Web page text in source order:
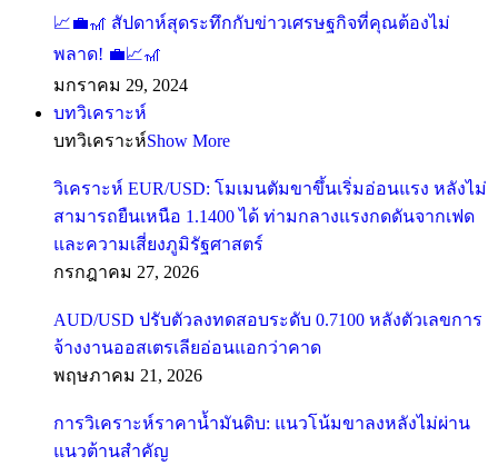
📈💼🎢 สัปดาห์สุดระทึกกับข่าวเศรษฐกิจที่คุณต้องไม่
พลาด! 💼📈🎢
มกราคม 29, 2024
บทวิเคราะห์
บทวิเคราะห์Show More
วิเคราะห์ EUR/USD: โมเมนตัมขาขึ้นเริ่มอ่อนแรง หลังไม่
สามารถยืนเหนือ 1.1400 ได้ ท่ามกลางแรงกดดันจากเฟด
และความเสี่ยงภูมิรัฐศาสตร์
กรกฎาคม 27, 2026
AUD/USD ปรับตัวลงทดสอบระดับ 0.7100 หลังตัวเลขการ
จ้างงานออสเตรเลียอ่อนแอกว่าคาด
พฤษภาคม 21, 2026
การวิเคราะห์ราคาน้ำมันดิบ: แนวโน้มขาลงหลังไม่ผ่าน
แนวต้านสำคัญ